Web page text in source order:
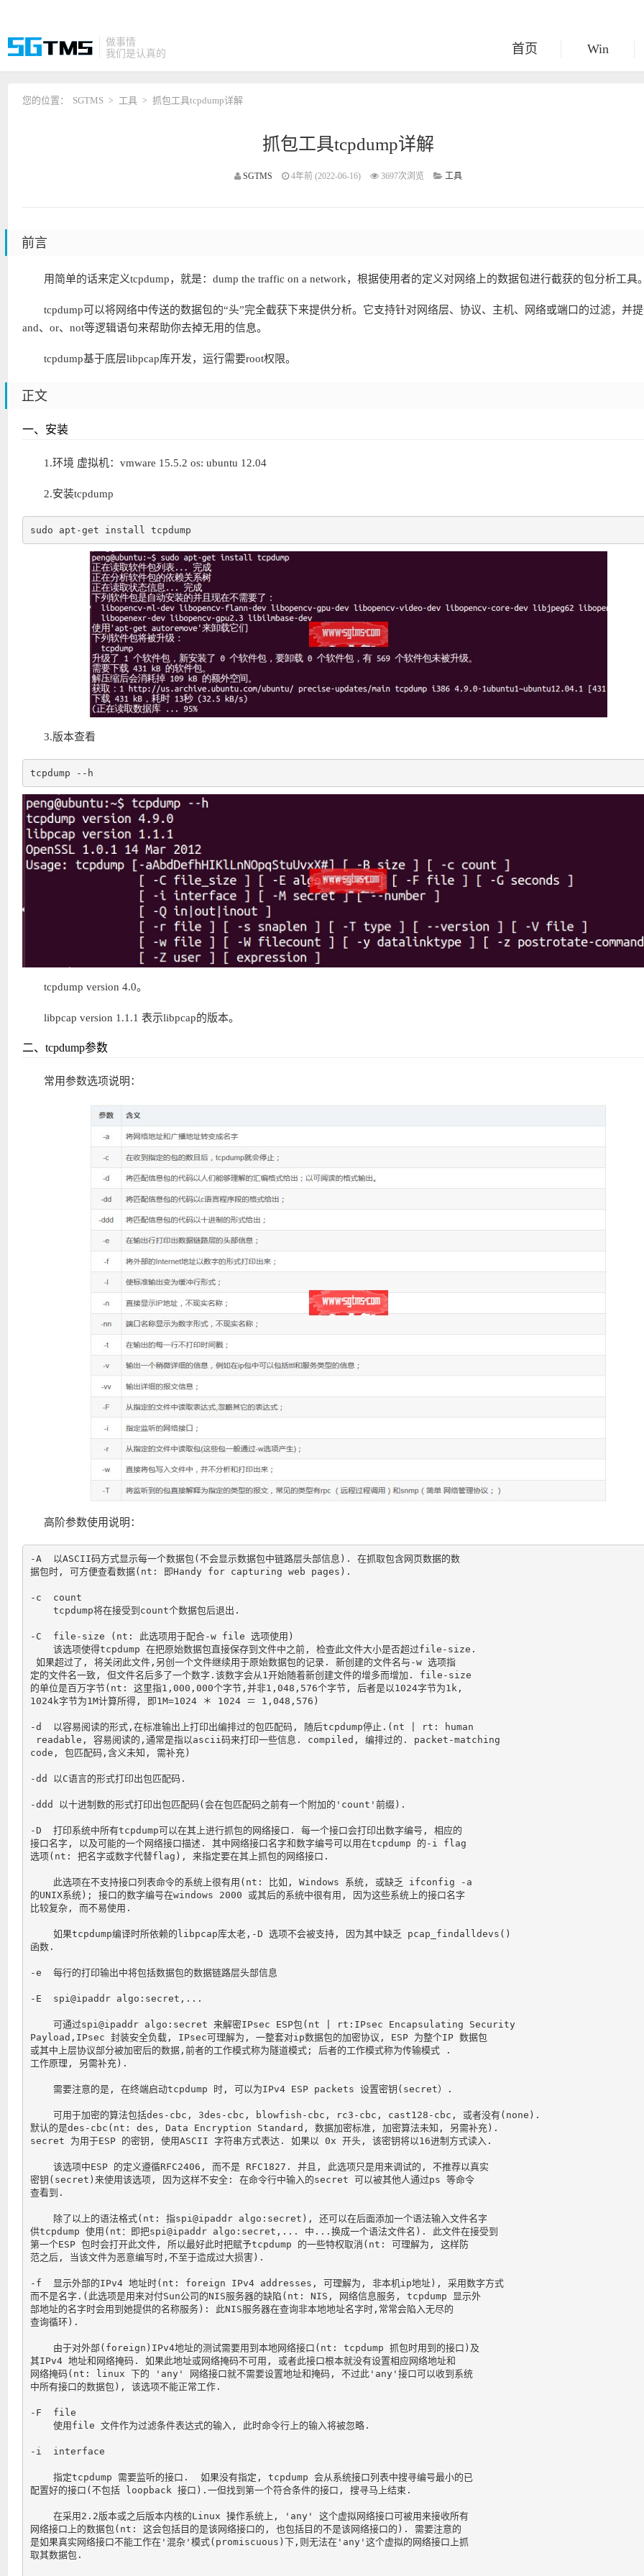
做事情
我们是认真的
首页 Win
您的位置： SGTMS > 工具 > 抓包工具tcpdump详解
抓包工具tcpdump详解
SGTMS 4年前 (2022-06-16) 3697次浏览 工具
前言
用简单的话来定义tcpdump，就是：dump the traffic on a network，根据使用者的定义对网络上的数据包进行截获的包分析工具
tcpdump可以将网络中传送的数据包的“头”完全截获下来提供分析。它支持针对网络层、协议、主机、网络或端口的过滤，并
and、or、not等逻辑语句来帮助你去掉无用的信息。
tcpdump基于底层libpcap库开发，运行需要root权限。
正文
一、安装
1.环境 虚拟机：vmware 15.5.2 os: ubuntu 12.04
2.安装tcpdump
sudo apt-get install tcpdump
3.版本查看
tcpdump --h
tcpdump version 4.0。
libpcap version 1.1.1 表示libpcap的版本。
二、tcpdump参数
常用参数选项说明：
高阶参数使用说明：
-A  以ASCII码方式显示每一个数据包(不会显示数据包中链路层头部信息). 在抓取包含网页数据的数
据包时, 可方便查看数据(nt: 即Handy for capturing web pages).
-c  count
    tcpdump将在接受到count个数据包后退出.
-C  file-size (nt: 此选项用于配合-w file 选项使用)
    该选项使得tcpdump 在把原始数据包直接保存到文件中之前, 检查此文件大小是否超过file-size.
如果超过了, 将关闭此文件,另创一个文件继续用于原始数据包的记录. 新创建的文件名与-w 选项指
定的文件名一致, 但文件名后多了一个数字.该数字会从1开始随着新创建文件的增多而增加. file-size
的单位是百万字节(nt: 这里指1,000,000个字节,并非1,048,576个字节, 后者是以1024字节为1k,
1024k字节为1M计算所得, 即1M=1024 ＊ 1024 ＝ 1,048,576)
-d  以容易阅读的形式,在标准输出上打印出编排过的包匹配码, 随后tcpdump停止.(nt | rt: human
readable, 容易阅读的,通常是指以ascii码来打印一些信息. compiled, 编排过的. packet-matching
code, 包匹配码,含义未知, 需补充)
-dd 以C语言的形式打印出包匹配码.
-ddd 以十进制数的形式打印出包匹配码(会在包匹配码之前有一个附加的'count'前缀).
-D  打印系统中所有tcpdump可以在其上进行抓包的网络接口. 每一个接口会打印出数字编号, 相应的
接口名字, 以及可能的一个网络接口描述. 其中网络接口名字和数字编号可以用在tcpdump 的-i flag
选项(nt: 把名字或数字代替flag), 来指定要在其上抓包的网络接口.
    此选项在不支持接口列表命令的系统上很有用(nt: 比如, Windows 系统, 或缺乏 ifconfig -a
的UNIX系统); 接口的数字编号在windows 2000 或其后的系统中很有用, 因为这些系统上的接口名字
比较复杂, 而不易使用.
    如果tcpdump编译时所依赖的libpcap库太老,-D 选项不会被支持, 因为其中缺乏 pcap_findalldevs()
函数.
-e  每行的打印输出中将包括数据包的数据链路层头部信息
-E  spi@ipaddr algo:secret,...
    可通过spi@ipaddr algo:secret 来解密IPsec ESP包(nt | rt:IPsec Encapsulating Security
Payload,IPsec 封装安全负载, IPsec可理解为, 一整套对ip数据包的加密协议, ESP 为整个IP 数据包
或其中上层协议部分被加密后的数据,前者的工作模式称为隧道模式; 后者的工作模式称为传输模式 .
工作原理, 另需补充).
    需要注意的是, 在终端启动tcpdump 时, 可以为IPv4 ESP packets 设置密钥(secret）.
    可用于加密的算法包括des-cbc, 3des-cbc, blowfish-cbc, rc3-cbc, cast128-cbc, 或者没有(none).
默认的是des-cbc(nt: des, Data Encryption Standard, 数据加密标准, 加密算法未知, 另需补充).
secret 为用于ESP 的密钥, 使用ASCII 字符串方式表达. 如果以 0x 开头, 该密钥将以16进制方式读入.
    该选项中ESP 的定义遵循RFC2406, 而不是 RFC1827. 并且, 此选项只是用来调试的, 不推荐以真实
密钥(secret)来使用该选项, 因为这样不安全: 在命令行中输入的secret 可以被其他人通过ps 等命令
查看到.
    除了以上的语法格式(nt: 指spi@ipaddr algo:secret), 还可以在后面添加一个语法输入文件名字
供tcpdump 使用(nt：即把spi@ipaddr algo:secret,... 中...换成一个语法文件名). 此文件在接受到
第一个ESP 包时会打开此文件, 所以最好此时把赋予tcpdump 的一些特权取消(nt: 可理解为, 这样防
范之后, 当该文件为恶意编写时,不至于造成过大损害).
-f  显示外部的IPv4 地址时(nt: foreign IPv4 addresses, 可理解为, 非本机ip地址), 采用数字方式
而不是名字.(此选项是用来对付Sun公司的NIS服务器的缺陷(nt: NIS, 网络信息服务, tcpdump 显示外
部地址的名字时会用到她提供的名称服务): 此NIS服务器在查询非本地地址名字时,常常会陷入无尽的
查询循环).
    由于对外部(foreign)IPv4地址的测试需要用到本地网络接口(nt: tcpdump 抓包时用到的接口)及
其IPv4 地址和网络掩码. 如果此地址或网络掩码不可用, 或者此接口根本就没有设置相应网络地址和
网络掩码(nt: linux 下的 'any' 网络接口就不需要设置地址和掩码, 不过此'any'接口可以收到系统
中所有接口的数据包), 该选项不能正常工作.
-F  file
    使用file 文件作为过滤条件表达式的输入, 此时命令行上的输入将被忽略.
-i  interface
    指定tcpdump 需要监听的接口.  如果没有指定, tcpdump 会从系统接口列表中搜寻编号最小的已
配置好的接口(不包括 loopback 接口).一但找到第一个符合条件的接口, 搜寻马上结束.
    在采用2.2版本或之后版本内核的Linux 操作系统上, 'any' 这个虚拟网络接口可被用来接收所有
网络接口上的数据包(nt: 这会包括目的是该网络接口的, 也包括目的不是该网络接口的). 需要注意的
是如果真实网络接口不能工作在'混杂'模式(promiscuous)下,则无法在'any'这个虚拟的网络接口上抓
取其数据包.